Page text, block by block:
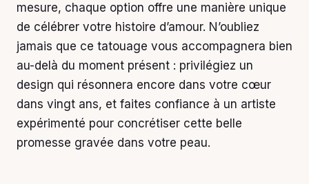
mesure, chaque option offre une manière unique
de célébrer votre histoire d’amour. N’oubliez
jamais que ce tatouage vous accompagnera bien
au-delà du moment présent : privilégiez un
design qui résonnera encore dans votre cœur
dans vingt ans, et faites confiance à un artiste
expérimenté pour concrétiser cette belle
promesse gravée dans votre peau.